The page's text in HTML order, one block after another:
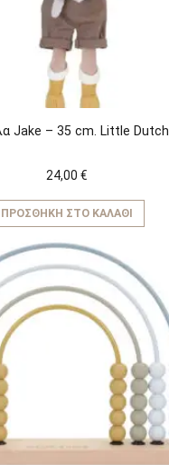
Jake – 35 cm. Little Dutch
24,00 €
ΠΡΟΣΘΉΚΗ ΣΤΟ ΚΑΛΆΘΙ